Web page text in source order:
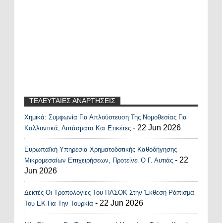
ΤΕΛΕΥΤΑΙΕΣ ΑΝΑΡΤΗΣΕΙΣ
Recent Posts Widget
Χημικά: Συμφωνία Για Απλούστευση Της Νομοθεσίας Για
Καλλυντικά, Λιπάσματα Και Ετικέτες - 22 Jun 2026
Ευρωπαϊκή Υπηρεσία Χρηματοδοτικής Καθοδήγησης
Μικρομεσαίων Επιχειρήσεων, Προτείνει Ο Γ. Αυτιάς - 22
Jun 2026
Δεκτές Οι Τροπολογίες Του ΠΑΣΟΚ Στην Έκθεση-Ράπισμα
Του ΕΚ Για Την Τουρκία - 22 Jun 2026